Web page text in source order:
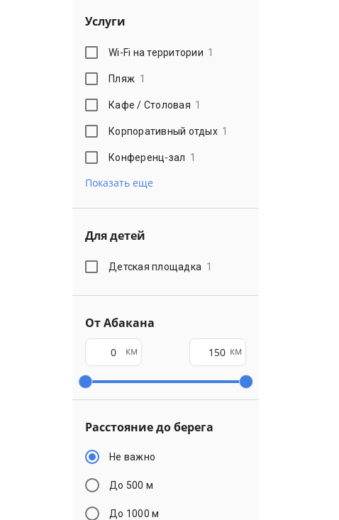
Услуги
Wi-Fi на территории 1
Пляж 1
Кафе / Столовая 1
Корпоративный отдых 1
Конференц-зал 1
Показать еще
Для детей
Детская площадка 1
От Абакана
км км
Расстояние до берега
Не важно
До 500 м
До 1000 м